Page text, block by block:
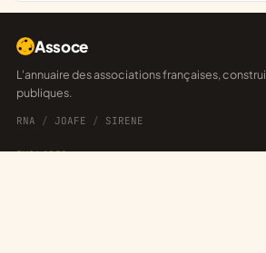
Assoce
L'annuaire des associations françaises, construit sur les données
publiques.
RNA / JOAFE / SIRENE
EXPLORER